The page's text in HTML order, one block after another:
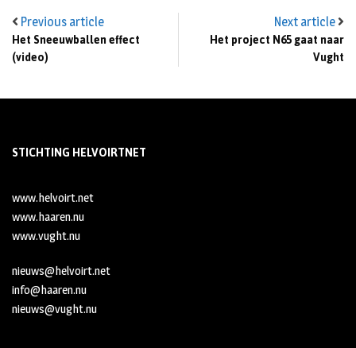
Previous article
Het Sneeuwballen effect
(video)
Next article
Het project N65 gaat naar
Vught
STICHTING HELVOIRTNET
www.helvoirt.net
www.haaren.nu
www.vught.nu
nieuws@helvoirt.net
info@haaren.nu
nieuws@vught.nu